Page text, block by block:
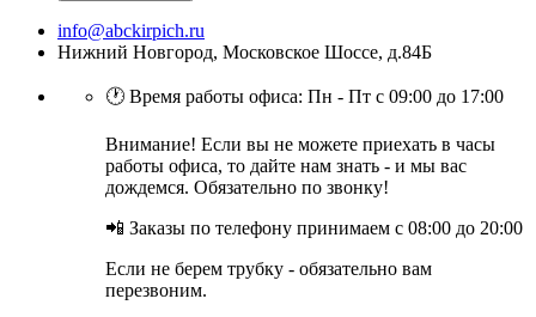
info@abckirpich.ru
Нижний Новгород, Московское Шоссе, д.84Б
🕐 Время работы офиса: Пн - Пт с 09:00 до 17:00
Внимание! Если вы не можете приехать в часы
работы офиса, то дайте нам знать - и мы вас
дождемся. Обязательно по звонку!
📲 Заказы по телефону принимаем с 08:00 до 20:00
Если не берем трубку - обязательно вам
перезвоним.